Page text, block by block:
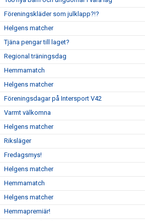
Föreningskläder som julklapp?!?
Helgens matcher
Tjäna pengar till laget?
Regional träningsdag
Hemmamatch
Helgens matcher
Föreningsdagar på Intersport V42
Varmt välkomna
Helgens matcher
Riksläger
Fredagsmys!
Helgens matcher
Hemmamatch
Helgens matcher
Hemmapremiär!